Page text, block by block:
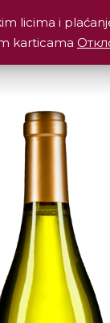
licima i
karticama